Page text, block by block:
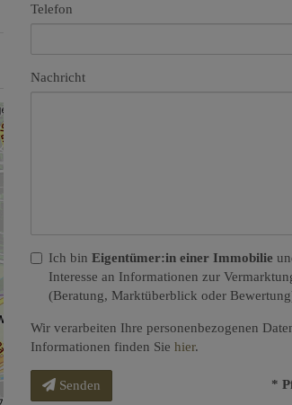
Telefon
Nachricht
Ich bin Eigentümer:in einer Immobilie
Interesse an Informationen zur
(Beratung, Marktüberblick oder
Wir verarbeiten Ihre personenbezogenen
Informationen finden Sie hier.
Senden *